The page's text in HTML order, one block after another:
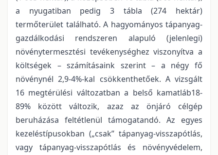
a nyugatiban pedig 3 tábla (274 hektár)
termőterület található. A hagyományos tápanyag-
gazdálkodási rendszeren alapuló (jelenlegi)
növénytermesztési tevékenységhez viszonyítva a
költségek – számításaink szerint – a négy fő
növénynél 2,9-4%-kal csökkenthetőek. A vizsgált
16 megtérülési változatban a belső kamatláb18-
89% között változik, azaz az önjáró célgép
beruházása feltétlenül támogatandó. Az egyes
kezeléstípusokban („csak” tápanyag-visszapótlás,
vagy tápanyag-visszapótlás és növényvédelem,